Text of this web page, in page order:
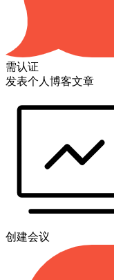
需认证
发表个人博客文章
创建会议